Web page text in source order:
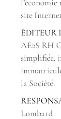
site
ÉDITEUR
AE2S RH
simplifiée,
la Société.
Lombard